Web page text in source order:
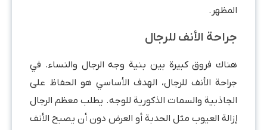
المظهر.
جراحة الأنف للرجال
هناك فروق كبيرة بين بنية وجه الرجال والنساء. في
جراحة الأنف للرجال، الهدف الأساسي هو الحفاظ على
الجاذبية والسمات الذكورية للوجه. يطلب معظم الرجال
إزالة العيوب مثل الحدبة أو العرض دون أن يصبح الأنف